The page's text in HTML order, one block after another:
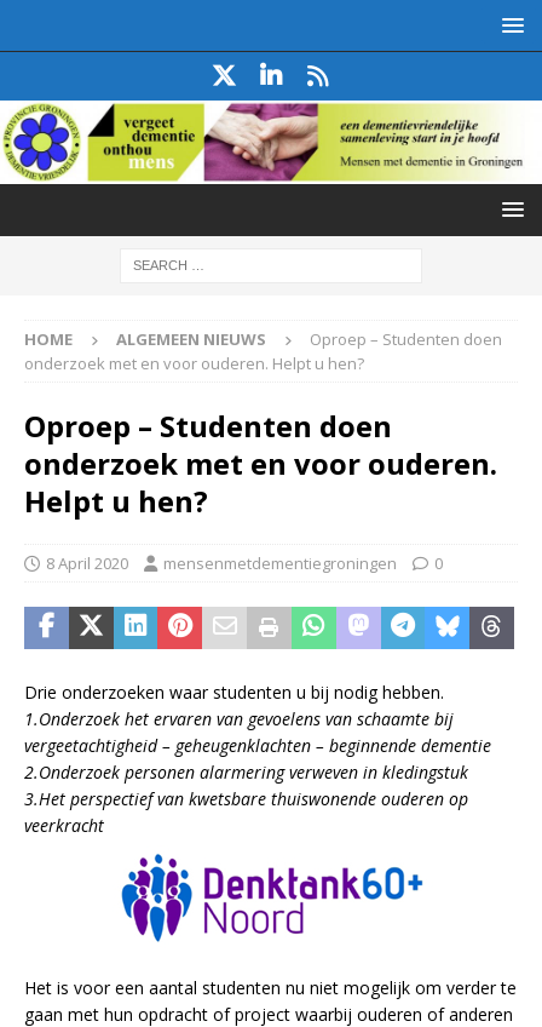
HOME ALGEMEEN NIEUWS
Oproep – Studenten doen
onderzoek met en voor ouderen. Helpt u hen?
Oproep – Studenten doen
onderzoek met en voor ouderen.
Helpt u hen?
8 April 2020 mensenmetdementiegroningen 0
Drie onderzoeken waar studenten u bij nodig hebben.
1.Onderzoek het ervaren van gevoelens van schaamte bij
vergeetachtigheid – geheugenklachten – beginnende dementie
2.Onderzoek personen alarmering verweven in kledingstuk
3.Het perspectief van kwetsbare thuiswonende ouderen op
veerkracht
Het is voor een aantal studenten nu niet mogelijk om verder te
gaan met hun opdracht of project waarbij ouderen of anderen